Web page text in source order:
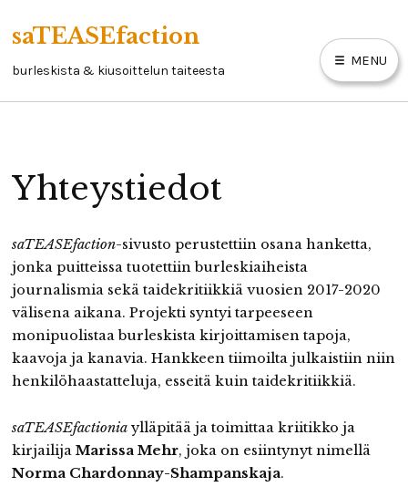
content
saTEASEfaction
burleskista & kiusoittelun taiteesta
MENU
BURLESKIKIRJA
YHTEYSTIEDOT
Yhteystiedot
saTEASEfaction-sivusto perustettiin osana hanketta,
jonka puitteissa tuotettiin burleskiaiheista
journalismia sekä taidekritiikkiä vuosien 2017-2020
välisena aikana. Projekti syntyi tarpeeseen
monipuolistaa burleskista kirjoittamisen tapoja,
kaavoja ja kanavia. Hankkeen tiimoilta julkaistiin niin
henkilöhaastatteluja, esseitä kuin taidekritiikkiä.
saTEASEfactioniaylläpitää ja toimittaa kriitikko ja
kirjailija Marissa Mehr, joka on esiintynyt nimellä
Norma Chardonnay-Shampanskaja.